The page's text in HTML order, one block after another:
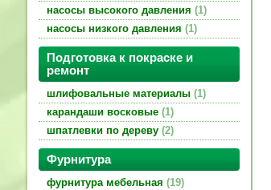
насосы высокого давления 1
насосы низкого давления 1
Подготовка к покраске и
ремонт
шлифовальные материалы 1
карандаши восковые 1
шпатлевки по дереву 2
Фурнитура
фурнитура мебельная 19